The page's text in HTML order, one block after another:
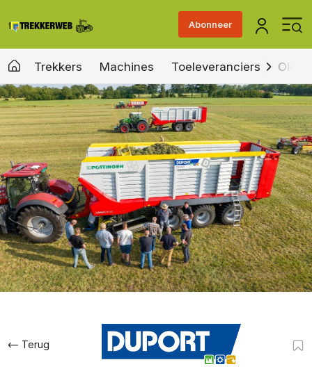
Abonneer
Trekkers Machines Toeleveranciers Old &
Terug